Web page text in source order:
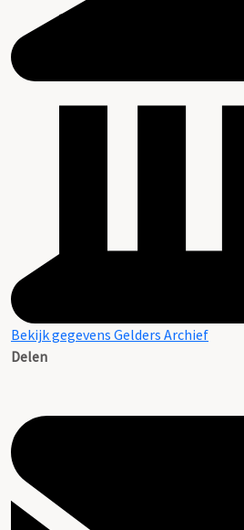
Bekijk gegevens Gelders Archief
Delen